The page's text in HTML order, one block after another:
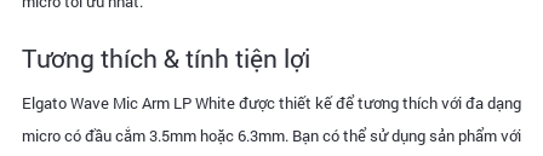
Tương thích & tính tiện lợi
Elgato Wave Mic Arm LP White được thiết kế để tương thích với đa dạng
micro có đầu cắm 3.5mm hoặc 6.3mm. Bạn có thể sử dụng sản phẩm với